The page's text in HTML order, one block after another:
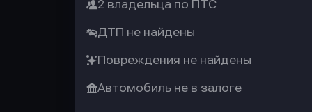
2 владельца по ПТС
ДТП не найдены
Повреждения не найдены
Автомобиль не в залоге